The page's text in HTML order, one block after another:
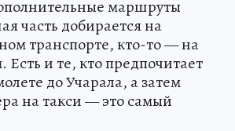
маршруты
часть добирается на
транспорте, кто-то — на
Есть и те, кто предпочитает
до Учарала, а затем
на такси — это самый